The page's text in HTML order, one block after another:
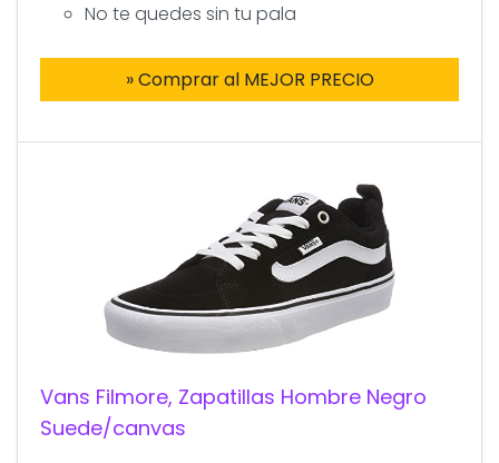
No te quedes sin tu pala
» Comprar al MEJOR PRECIO
Vans Filmore, Zapatillas Hombre Negro
Suede/canvas